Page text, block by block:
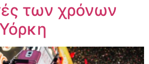
των χρόνων